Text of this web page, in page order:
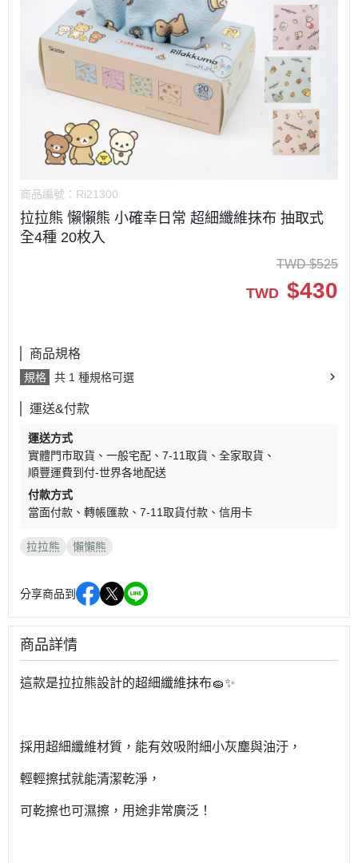
商品編號： Ri21300
拉拉熊 懶懶熊 小確幸日常 超細纖維抹布 抽取式
全4種 20枚入
TWD $525
TWD $430
商品規格
規格 共 1 種規格可選
運送&付款
運送方式
實體門市取貨
一般宅配 7-11取貨
全家取貨
順豐運費到付-世界各地配送
付款方式
當面付款
轉帳匯款 7-11取貨付款 信用卡
拉拉熊 懶懶熊
分享商品到
商品詳情
這款是拉拉熊設計的超細纖維抹布🧽✨
採用超細纖維材質，能有效吸附細小灰塵與油汙，
輕輕擦拭就能清潔乾淨，
可乾擦也可濕擦，用途非常廣泛！